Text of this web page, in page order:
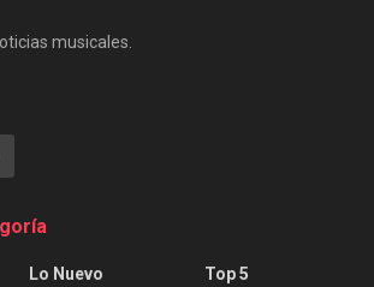
musicales.
Lo Nuevo
Top 5